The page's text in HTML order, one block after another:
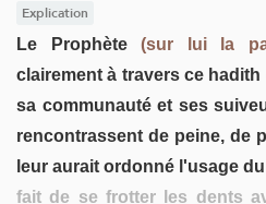
Explication
Le Prophète(sur lui la
clairement à travers ce
sa communauté et ses
rencontrassent de peine, de
leur aurait ordonné l'usage du
fait de se frotter les dents